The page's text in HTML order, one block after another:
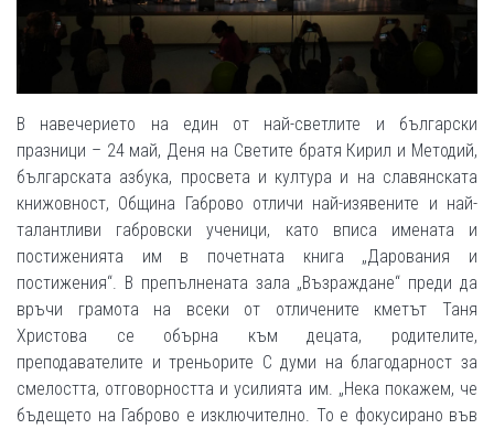
В навечерието на един от най-светлите и български
празници – 24 май, Деня на Светите братя Кирил и Методий,
българската азбука, просвета и култура и на славянската
книжовност, Община Габрово отличи най-изявените и най-
талантливи габровски ученици, като вписа имената и
постиженията им в почетната книга „Дарования и
постижения“. В препълнената зала „Възраждане“ преди да
връчи грамота на всеки от отличените кметът Таня
Христова се обърна към децата, родителите,
преподавателите и треньорите С думи на благодарност за
смелостта, отговорността и усилията им. „Нека покажем, че
бъдещето на Габрово е изключително. То е фокусирано във